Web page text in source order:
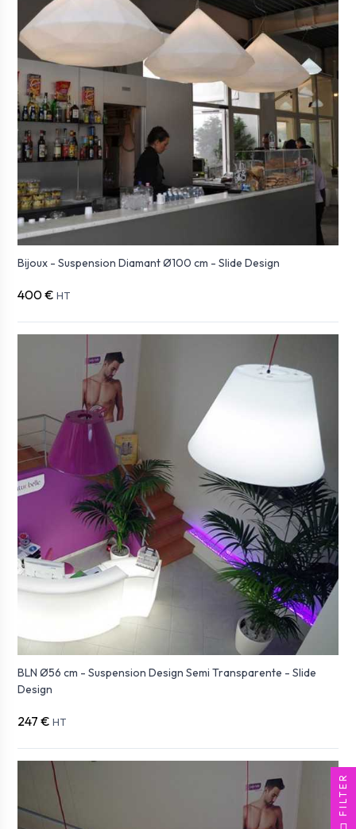
Bijoux - Suspension Diamant Ø100 cm - Slide Design
400 € HT
BLN Ø56 cm - Suspension Design Semi Transparente - Slide
Design
247 € HT
FILTER